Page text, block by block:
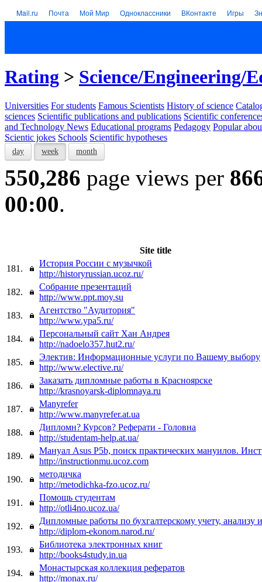
Mail.ru Почта Мой Мир Одноклассники ВКонтакте Игры
Rating > Science/Engineering/
Universities For students Famous Scientists History of science
sciences Scientific publications and publications Scientific
and Technology News Educational programs Pedagogy Popular
Scientic jokes Schools Scientific hypotheses
day week month
550,286 page views per
00:00.
Site title
181.
История России с музычкой
http://historyrussian.ucoz.ru/
182.
Собрание презентаций
http://www.ppt.moy.su
183.
Агентство "Аудитория"
http://www.ypa5.ru/
184.
Персональный сайт Хан Андрея
http://nadoelo357.hut2.ru/
185.
Электив: Информационные услуги по Вашему выбору
http://www.elective.ru/
186.
Заказать дипломные работы в Красноярске
http://krasnoyarsk-diplomnaya.ru
187.
Manyrefer
http://www.manyrefer.at.ua
188.
Дипломн? Курсов? Реферати - Головна
http://studentam-help.at.ua/
189.
Мануал Asus P5b, поиск практических мануилов.
http://instructionmu.ucoz.com
190.
методичка
http://metodichka-fzo.ucoz.ru/
191.
Помощь студентам
http://otli4no.ucoz.ua/
192.
Дипломные работы по бухгалтерскому учету, анализу и
http://diplom-ekonom.narod.ru/
193.
Библиотека электронных книг
http://books4study.in.ua
194.
Монастырская коллекция рефератов
http://monax.ru/